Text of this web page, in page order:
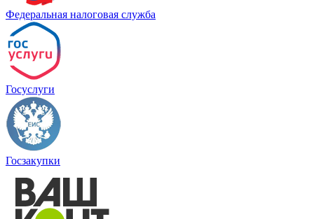
Федеральная налоговая служба
Госуслуги
Госзакупки